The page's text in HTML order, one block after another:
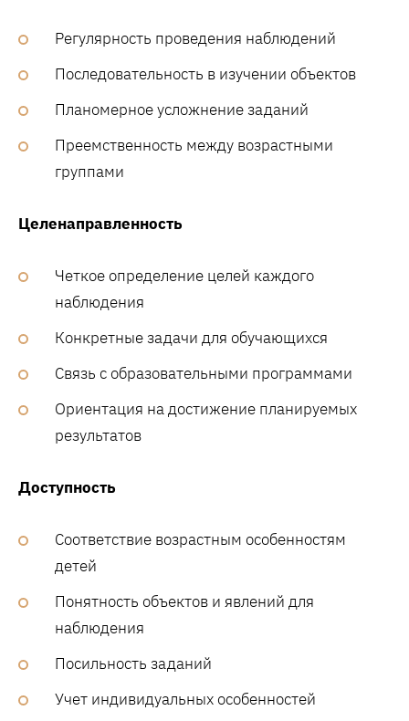
Регулярность проведения наблюдений
Последовательность в изучении объектов
Планомерное усложнение заданий
Преемственность между возрастными
группами
Целенаправленность
Четкое определение целей каждого
наблюдения
Конкретные задачи для обучающихся
Связь с образовательными программами
Ориентация на достижение планируемых
результатов
Доступность
Соответствие возрастным особенностям
детей
Понятность объектов и явлений для
наблюдения
Посильность заданий
Учет индивидуальных особенностей